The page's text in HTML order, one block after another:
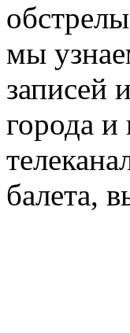
мы
записей
города
балета,